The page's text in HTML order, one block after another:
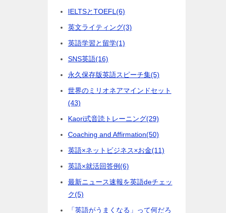
IELTSとTOEFL (6)
英文ライティング(3)
英語学習と留学(1)
SNS英語(16)
永久保存版英語スピーチ集(5)
世界のミリオネアマインドセット
(43)
Kaori式音読トレーニング(29)
Coaching and Affirmation(50)
英語×ネットビジネス×お金(11)
英語×就活回答例(6)
最新ニュース速報を英語deチェッ
ク(5)
「英語がうまくなる」って何だろ